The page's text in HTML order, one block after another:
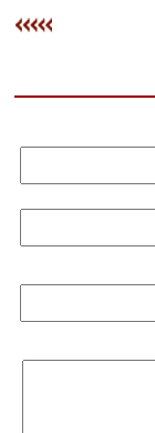
إعلام
تعليم
علوم
بيئة